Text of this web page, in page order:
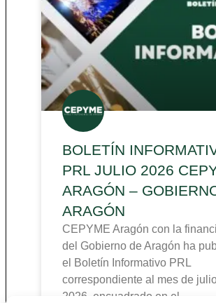
BOLETÍN
PRL JULIO 2026
ARAGÓN –
ARAGÓN
CEPYME Aragón con la
del Gobierno de Aragón ha
el Boletín Informativo PRL
correspondiente al mes de
2026, encuadrado en el